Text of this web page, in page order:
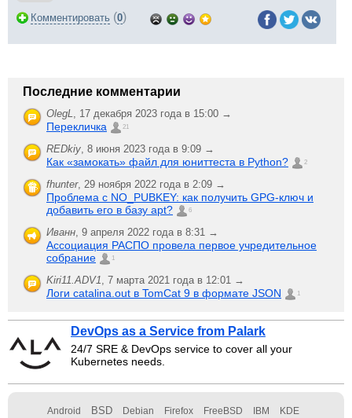
Комментировать (0)
Последние комментарии
OlegL, 17 декабря 2023 года в 15:00 →
Перекличка 21
REDkiy, 8 июня 2023 года в 9:09 →
Как «замокать» файл для юниттеста в Python? 2
fhunter, 29 ноября 2022 года в 2:09 →
Проблема с NO_PUBKEY: как получить GPG-ключ и
добавить его в базу apt?
6
Иванн, 9 апреля 2022 года в 8:31 →
Ассоциация РАСПО провела первое учредительное
собрание
1
Kiri11.ADV1, 7 марта 2021 года в 12:01 →
Логи catalina.out в TomCat 9 в формате JSON 1
DevOps as a Service from Palark
24/7 SRE & DevOps service to cover all your
Kubernetes needs.
Android BSD Debian Firefox FreeBSD IBM KDE